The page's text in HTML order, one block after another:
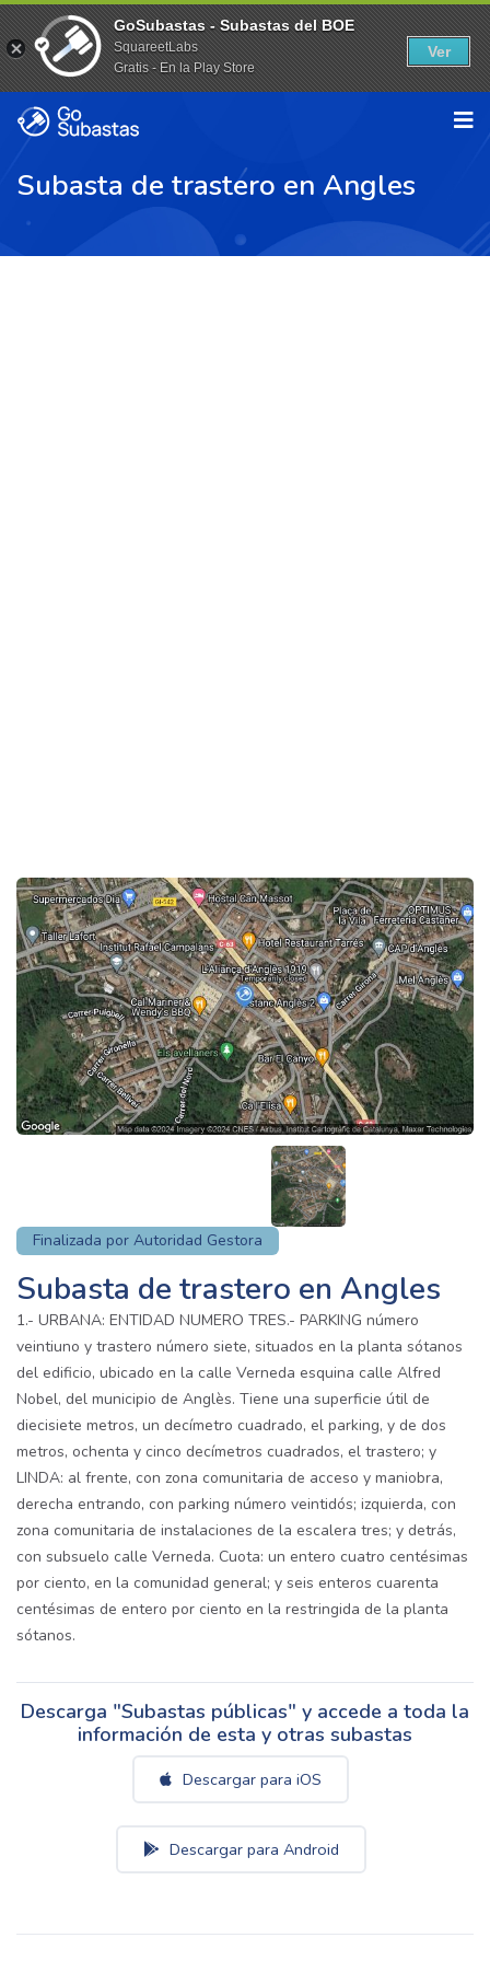
Subasta de trastero en Angles
Finalizada por Autoridad Gestora
Subasta de trastero en Angles
1.- URBANA: ENTIDAD NUMERO TRES.- PARKING número
veintiuno y trastero número siete, situados en la planta sótanos
del edificio, ubicado en la calle Verneda esquina calle Alfred
Nobel, del municipio de Anglès. Tiene una superficie útil de
diecisiete metros, un decímetro cuadrado, el parking, y de dos
metros, ochenta y cinco decímetros cuadrados, el trastero; y
LINDA: al frente, con zona comunitaria de acceso y maniobra,
derecha entrando, con parking número veintidós; izquierda, con
zona comunitaria de instalaciones de la escalera tres; y detrás,
con subsuelo calle Verneda. Cuota: un entero cuatro centésimas
por ciento, en la comunidad general; y seis enteros cuarenta
centésimas de entero por ciento en la restringida de la planta
sótanos.
Descarga "Subastas públicas" y accede a toda la
información de esta y otras subastas
Descargar para iOS
Descargar para Android
GoSubastas - Subastas del BOE
SquareetLabs
Gratis - En la Play Store
Ver